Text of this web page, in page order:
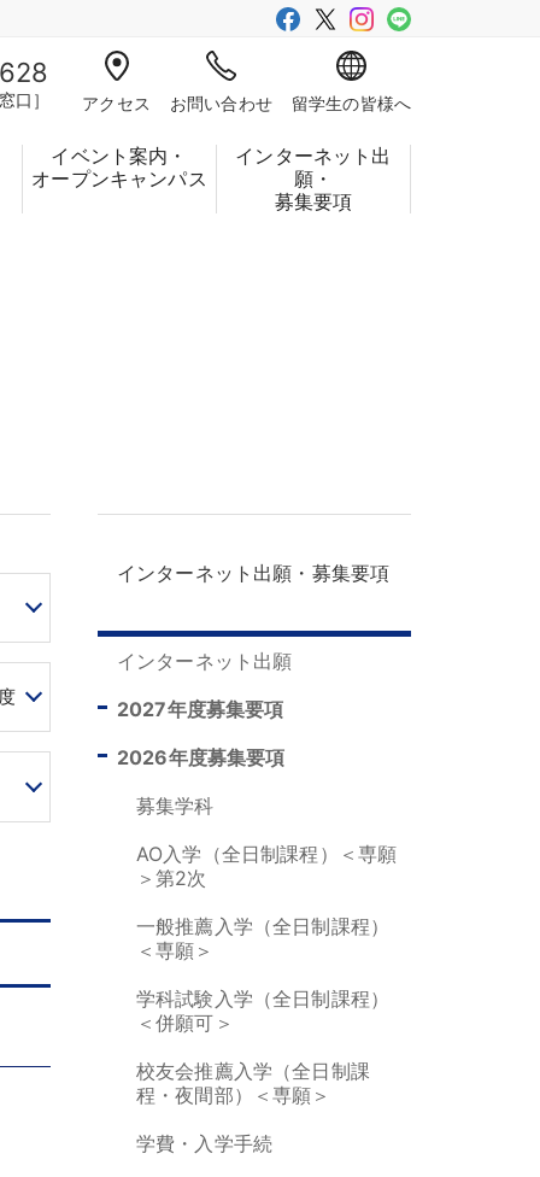
口］ アクセス お問い合わせ 留学生の皆様へ
イベント案内・
オープンキャンパス
インターネット出
願・
募集要項
インターネット出願・募集要項
インターネット出願
2027年度募集要項
2026年度募集要項
募集学科
AO入学（全日制課程）＜専願
＞第2次
一般推薦入学（全日制課程）
＜専願＞
学科試験入学（全日制課程）
＜併願可＞
校友会推薦入学（全日制課
程・夜間部）＜専願＞
学費・入学手続